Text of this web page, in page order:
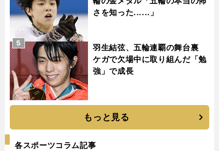
さを知った......」
羽生結弦、五輪連覇の舞台裏
ケガで欠場中に取り組んだ「勉
強」で成長
5
もっと見る
各スポーツコラム記事